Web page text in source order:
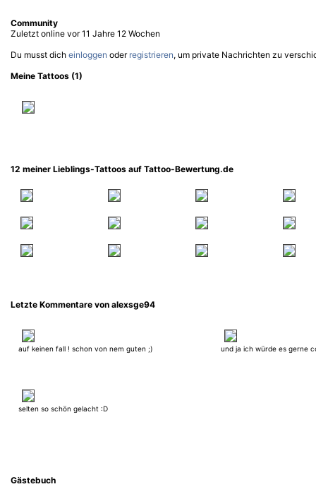
Community
Zuletzt online vor 11 Jahre 12 Wochen
Du musst dich einloggen oder registrieren, um private Nachrichten zu
Meine Tattoos (1)
12 meiner Lieblings-Tattoos auf Tattoo-Bewertung.de
Letzte Kommentare von alexsge94
auf keinen fall ! schon von nem guten ;) und ja ich würde es gerne
selten so schön gelacht :D
Gästebuch